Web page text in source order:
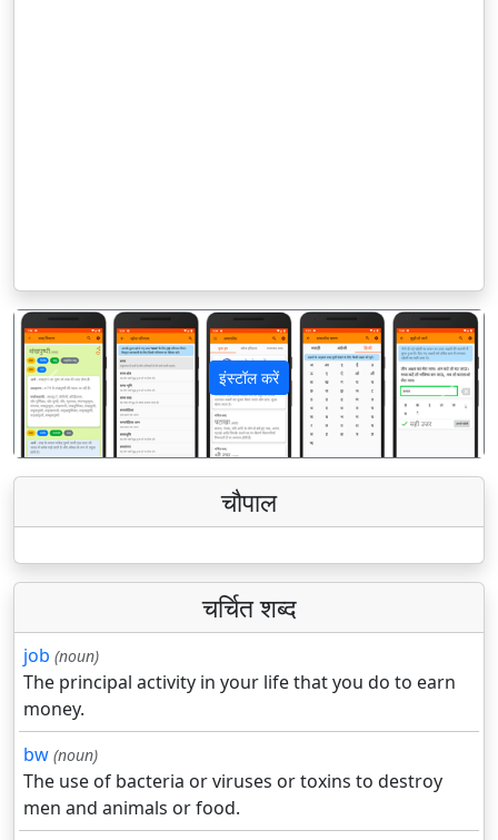
इंस्टॉल करें
पिछला अगला
चौपाल
चर्चित शब्द
job (noun)
The principal activity in your life that you do to earn
money.
bw (noun)
The use of bacteria or viruses or toxins to destroy
men and animals or food.